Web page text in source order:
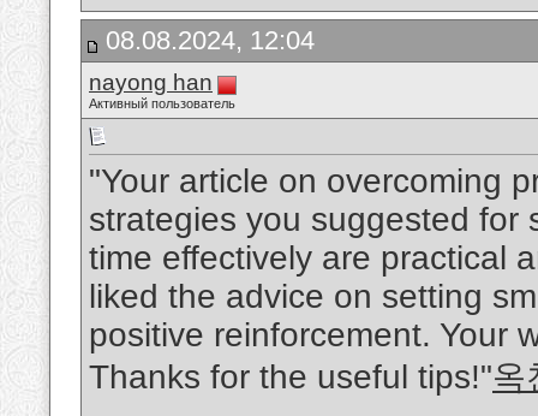
08.08.2024, 12:04
nayong han
Активный пользователь
"Your article on overcoming
strategies you suggested for
time effectively are practical
liked the advice on setting
positive reinforcement. Your
Thanks for the useful tips!"옥